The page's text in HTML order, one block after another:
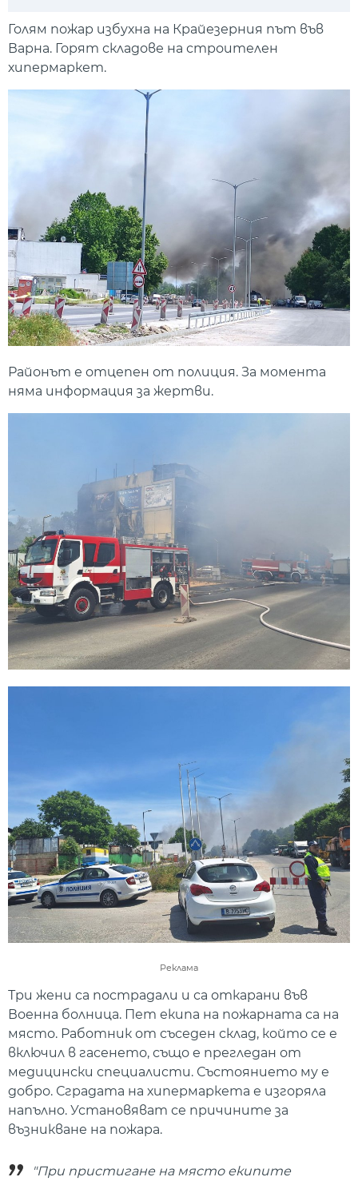
Голям пожар избухна на Крайезерния път във
Варна. Горят складове на строителен
хипермаркет.
Районът е отцепен от полиция. За момента
няма информация за жертви.
Реклама
Три жени са пострадали и са откарани във
Военна болница. Пет екипа на пожарната са на
място. Работник от съседен склад, който се е
включил в гасенето, също е прегледан от
медицински специалисти. Състоянието му е
добро. Сградата на хипермаркета е изгоряла
напълно. Установяват се причините за
възникване на пожара.
"При пристигане на място екипите